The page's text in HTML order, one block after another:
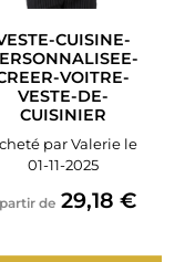
CUISINE-
VOITRE-
VESTE-DE-
CUISINIER
par Valerie le
01-11-2025
de 29,18 €